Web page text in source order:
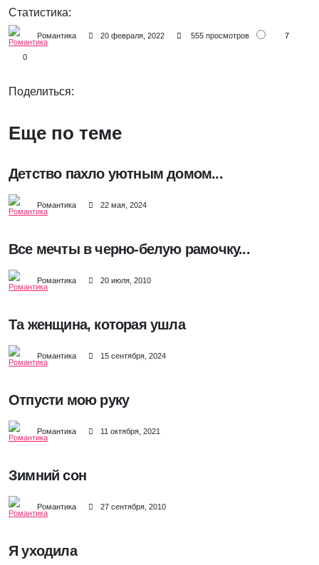
Статистика:
Романтика 20 февраля, 2022 555 просмотров 7
0
Поделиться:
Еще по теме
Детство пахло уютным домом...
Романтика 22 мая, 2024
Все мечты в черно-белую рамочку...
Романтика 20 июля, 2010
Та женщина, которая ушла
Романтика 15 сентября, 2024
Отпусти мою руку
Романтика 11 октября, 2021
Зимний сон
Романтика 27 сентября, 2010
Я уходила